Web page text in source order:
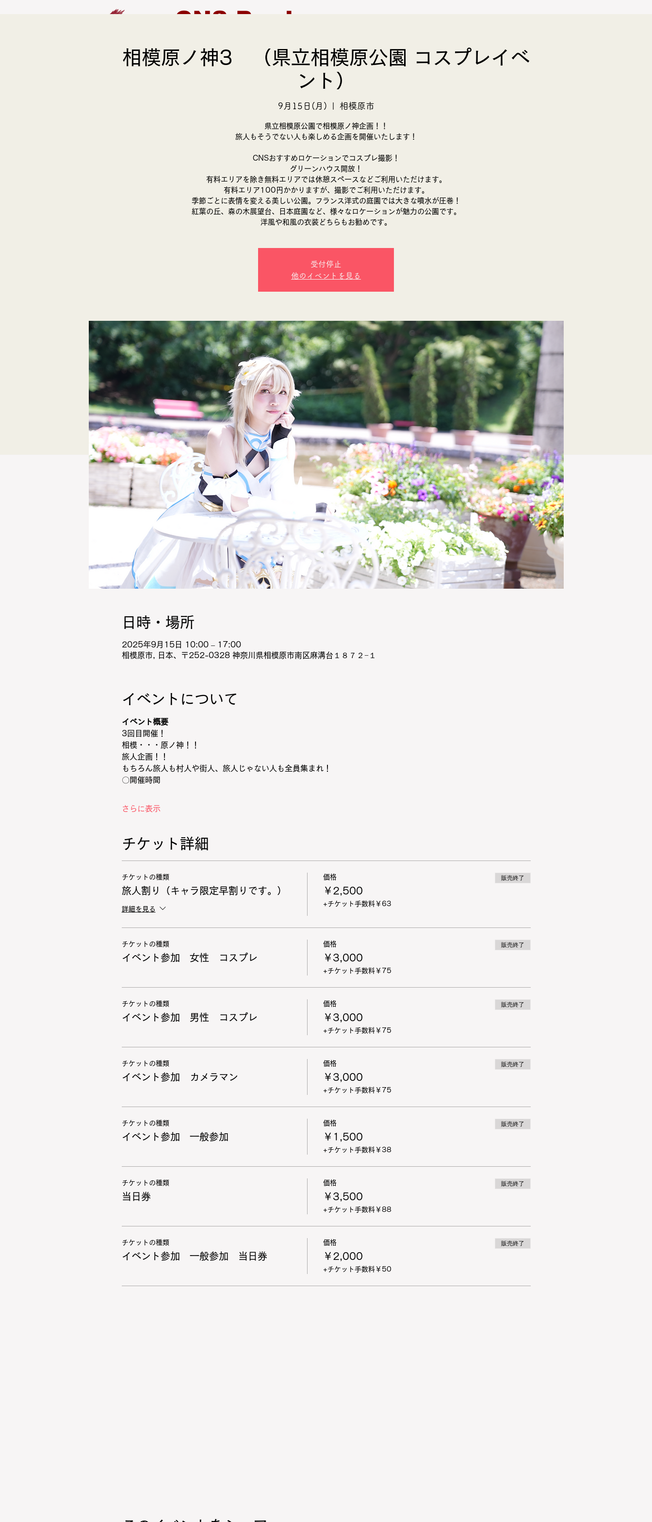
CNS Produce
HOME EVENT モデル募集 支援活動 BLOG お問合せ
相模原ノ神3 （県立相模原公園 コスプレイベ
ント）
9月15日(月) 相模原市
県立相模原公園で相模原ノ神企画！！
旅人もそうでない人も楽しめる企画を開催いたします！
CNSおすすめロケーションでコスプレ撮影！
グリーンハウス開放！
有料エリアを除き無料エリアでは休憩スペースなどご利用いただけます。
有料エリア100円かかりますが、撮影でご利用いただけます。
季節ごとに表情を変える美しい公園。フランス洋式の庭園では大きな噴水が圧巻！
紅葉の丘、森の木展望台、日本庭園など、様々なロケーションが魅力の公園です。​
洋風や和風の衣装どちらもお勧めです。
受付停止
他のイベントを見る
日時・場所
2025年9月15日 10:00 – 17:00
相模原市, 日本、〒252-0328 神奈川県相模原市南区麻溝台１８７２−１
イベントについて
イベント概要
3回目開催！
相模・・・原ノ神！！
旅人企画！！
もちろん旅人も村人や街人、旅人じゃない人も全員集まれ！
〇開催時間
さらに表示
チケット詳細
チケットの種類
旅人割り（キャラ限定早割りです。）
詳細を見る
価格
￥2,500
+チケット手数料￥63
販売終了
チケットの種類
イベント参加 女性 コスプレ
価格
￥3,000
+チケット手数料￥75
販売終了
チケットの種類
イベント参加 男性 コスプレ
価格
￥3,000
+チケット手数料￥75
販売終了
チケットの種類
イベント参加 カメラマン
価格
￥3,000
+チケット手数料￥75
販売終了
チケットの種類
イベント参加 一般参加
価格
￥1,500
+チケット手数料￥38
販売終了
チケットの種類
当日券
価格
￥3,500
+チケット手数料￥88
販売終了
チケットの種類
イベント参加 一般参加 当日券
価格
￥2,000
+チケット手数料￥50
販売終了